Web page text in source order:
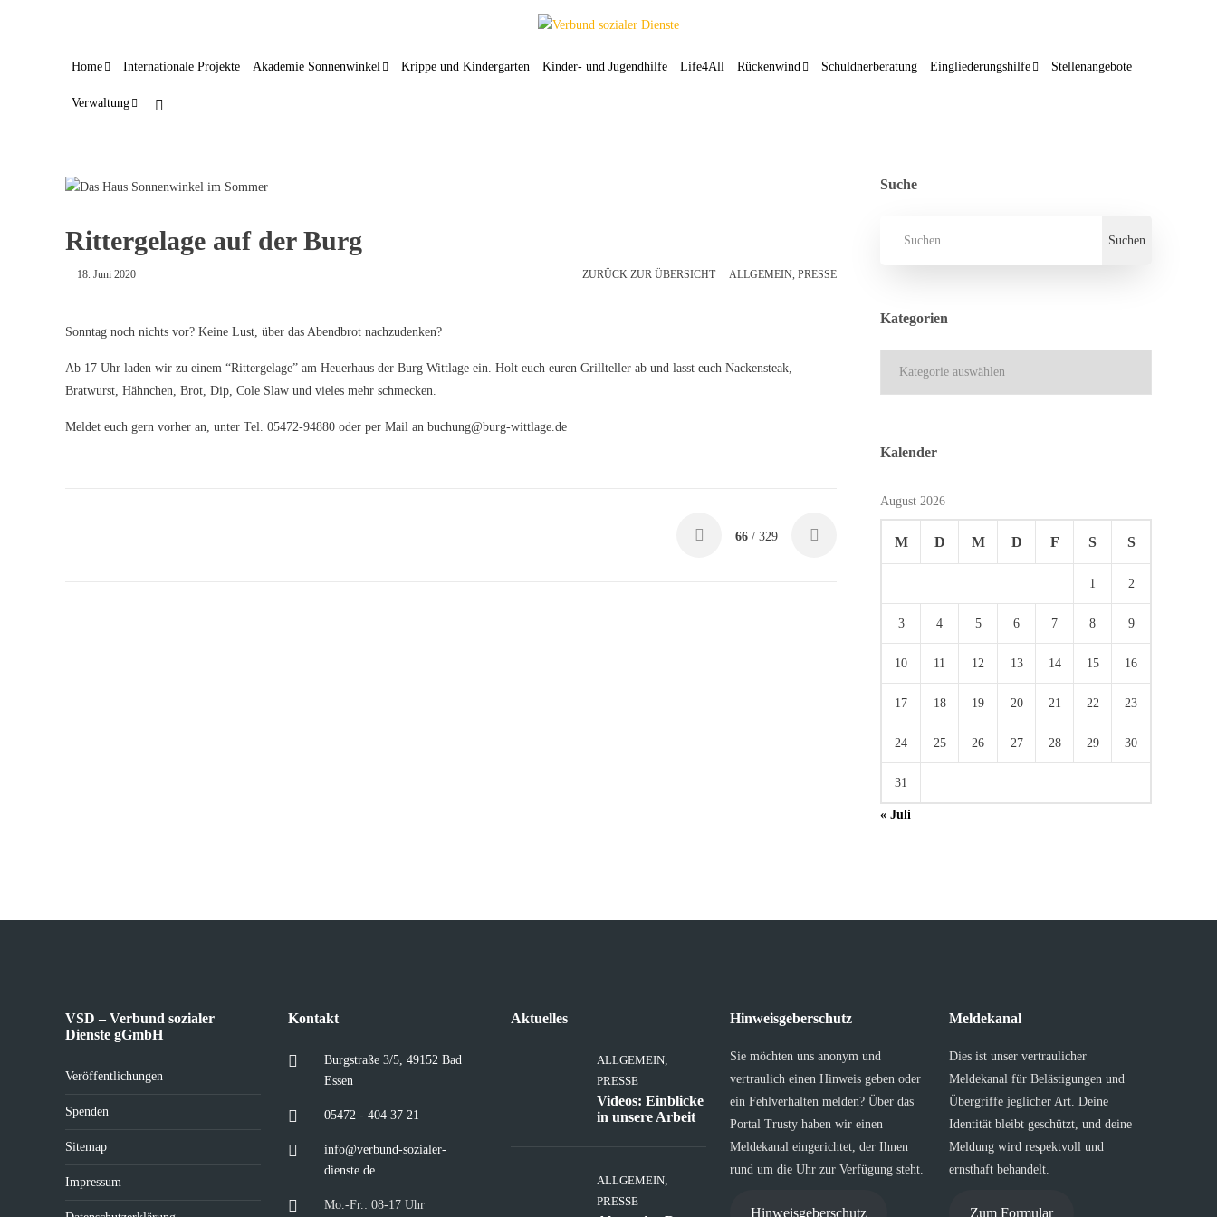
Home Internationale Projekte Akademie Sonnenwinkel Krippe und Kindergarten Kinder- und Jugendhilfe Life4All Rückenwind Schuldnerberatung Eingliederungshilfe Stellenangebote
Verwaltung
Rittergelage auf der Burg
18. Juni 2020 ZURÜCK ZUR ÜBERSICHT ALLGEMEIN, PRESSE
Sonntag noch nichts vor? Keine Lust, über das Abendbrot nachzudenken?
Ab 17 Uhr laden wir zu einem “Rittergelage” am Heuerhaus der Burg Wittlage ein. Holt euch euren Grillteller ab und lasst euch Nackensteak,
Bratwurst, Hähnchen, Brot, Dip, Cole Slaw und vieles mehr schmecken.
Meldet euch gern vorher an, unter Tel. 05472-94880 oder per Mail an buchung@burg-wittlage.de
66 / 329
Suche
Kategorien
Kalender
August 2026
M D M D F S S
1 2
3 4 5 6 7 8 9
10 11 12 13 14 15 16
17 18 19 20 21 22 23
24 25 26 27 28 29 30
31
« Juli
VSD – Verbund sozialer
Dienste gGmbH
Veröffentlichungen
Spenden
Sitemap
Impressum
Kontakt
Burgstraße 3/5, 49152 Bad
Essen
05472 - 404 37 21
info@verbund-sozialer-
dienste.de
Mo.-Fr.: 08-17 Uhr
Aktuelles
ALLGEMEIN,
PRESSE
Videos: Einblicke
in unsere Arbeit
ALLGEMEIN,
PRESSE
Hinweisgeberschutz
Sie möchten uns anonym und
vertraulich einen Hinweis geben oder
ein Fehlverhalten melden? Über das
Portal Trusty haben wir einen
Meldekanal eingerichtet, der Ihnen
rund um die Uhr zur Verfügung steht.
Hinweisgeberschutz
Meldekanal
Dies ist unser vertraulicher
Meldekanal für Belästigungen und
Übergriffe jeglicher Art. Deine
Identität bleibt geschützt, und deine
Meldung wird respektvoll und
ernsthaft behandelt.
Zum Formular